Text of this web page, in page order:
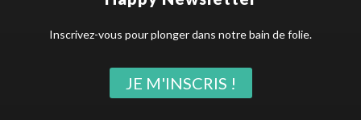
Inscrivez-vous pour plonger dans notre bain de folie.
JE M'INSCRIS !